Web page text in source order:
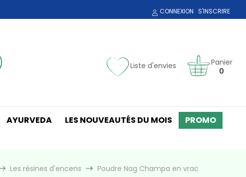
CONNEXION S'INSCRIRE
Liste d'envies
Panier
0
AYURVEDA LES NOUVEAUTÉS DU MOIS PROMO
Les résines d'encens Poudre Nag Champa en vrac